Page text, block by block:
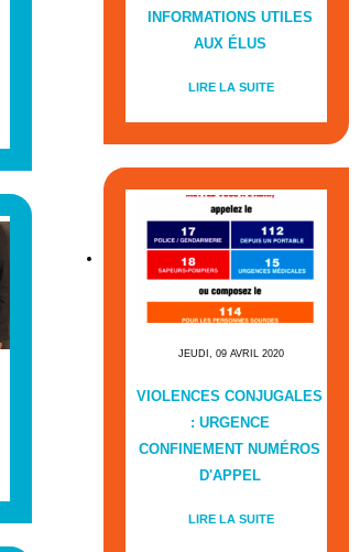
INFORMATIONS UTILES
AUX ÉLUS
LIRE LA SUITE
JEUDI, 09 AVRIL 2020
VIOLENCES CONJUGALES
: URGENCE
CONFINEMENT NUMÉROS
D'APPEL
LIRE LA SUITE